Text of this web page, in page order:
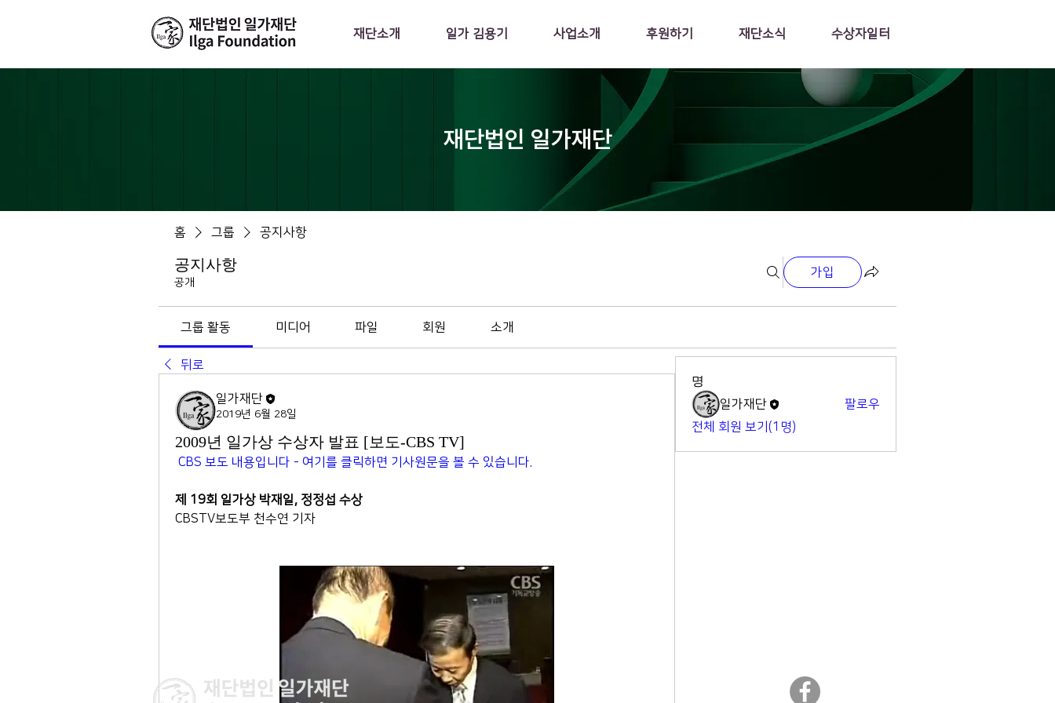
재단소개 일가 김용기 사업소개 후원하기 재단소식 수상자일터
재단법인 일가재단
홈 그룹 공지사항
공지사항
공개
가입
그룹 활동 미디어 파일 회원 소개
뒤로
일가재단
2019년 6월 28일
2009년 일가상 수상자 발표 [보도-CBS TV]
CBS 보도 내용입니다 - 여기를 클릭하면 기사원문을 볼 수 있습니다.
제 19회 일가상 박재일, 정정섭 수상
CBSTV보도부 천수연 기자
명
일가재단
팔로우
전체 회원 보기(1명)